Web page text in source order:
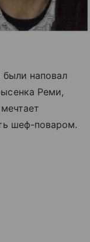
были наповал
Реми,
шеф-поваром.